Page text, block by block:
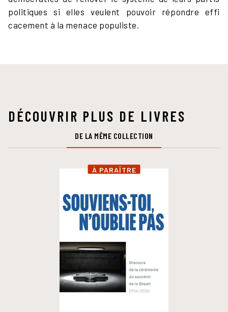
politiques si elles veulent pouvoir répondre effi
cacement à la menace populiste.
DÉCOUVRIR PLUS DE LIVRES
DE LA MÊME COLLECTION
À PARAÎTRE